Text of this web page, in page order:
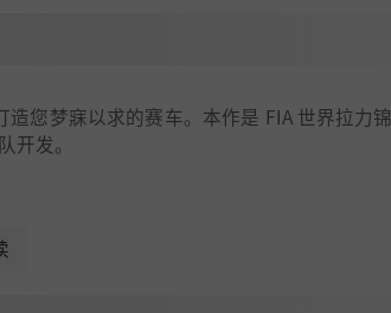
造您梦寐以求的赛车。本作是 FIA 世界拉力
发。